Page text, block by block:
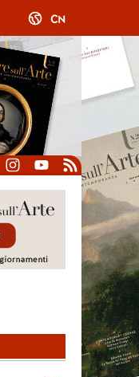
CN